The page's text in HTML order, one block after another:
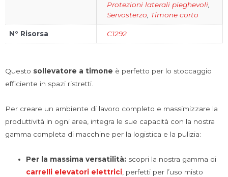
Protezioni laterali pieghevoli
Servosterzo Timone corto
N° Risorsa C1292
Questo sollevatore a timone è perfetto per lo stoccaggio
efficiente in spazi ristretti.
Per creare un ambiente di lavoro completo e massimizzare la
produttività in ogni area, integra le sue capacità con la nostra
gamma completa di macchine per la logistica e la pulizia:
Per la massima versatilità: scopri la nostra gamma di
carrelli elevatori elettrici , perfetti per l’uso misto